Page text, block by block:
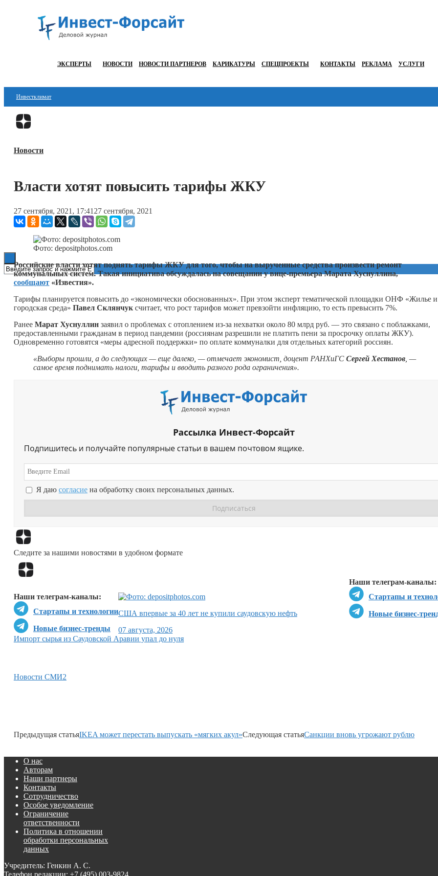
ЭКСПЕРТЫ НОВОСТИ НОВОСТИ ПАРТНЕРОВ КАРИКАТУРЫ СПЕЦПРОЕКТЫ КОНТАКТЫ РЕКЛАМА УСЛУГИ
Инвестклимат
Финансы
Блокчейн
ESG
Новости
Власти хотят повысить тарифы ЖКУ
27 сентября, 2021, 17:41 27 сентября, 2021
Фото: depositphotos.com
Российские власти хотят поднять тарифы ЖКУ для того, чтобы на вырученные средства произвести ремонт
коммунальных систем. Такая инициатива обсуждалась на совещании у вице-премьера Марата Хуснуллина,
сообщают «Известия».
Тарифы планируется повысить до «экономически обоснованных». При этом эксперт тематической площадки ОНФ «Жилье и
городская среда» Павел Склянчук считает, что рост тарифов может превзойти инфляцию, то есть превысить 7%.
Ранее Марат Хуснуллин заявил о проблемах с отоплением из-за нехватки около 80 млрд руб. — это связано с поблажками,
предоставленными гражданам в период пандемии (россиянам разрешили не платить пени за просрочку оплаты ЖКУ).
Одновременно готовятся «меры адресной поддержки» по оплате коммуналки для отдельных категорий россиян.
«Выборы прошли, а до следующих — еще далеко, — отмечает экономист, доцент РАНХиГС Сергей Хестанов , —
самое время поднимать налоги, тарифы и вводить разного рода ограничения».
Рассылка Инвест-Форсайт
Подпишитесь и получайте популярные статьи в вашем почтовом ящике.
Я даю согласие на обработку своих персональных данных.
Следите за нашими новостями в удобном формате
Наши телеграм-каналы:
Стартапы и
Новые бизнес-
Наши телеграм-каналы:
Стартапы и технологии
Новые бизнес-тренды
США впервые за 40 лет не купили саудовскую нефть
07 августа, 2026
Импорт сырья из Саудовской Аравии упал до нуля
Новости СМИ2
Предыдущая статьяIKEA может перестать выпускать «мягких акул»Следующая статьяСанкции вновь угрожают рублю
О нас
Авторам
Наши партнеры
Контакты
Сотрудничество
Особое уведомление
Ограничение
ответственности
Политика в отношении
обработки персональных
данных
Учредитель: Генкин А. С.